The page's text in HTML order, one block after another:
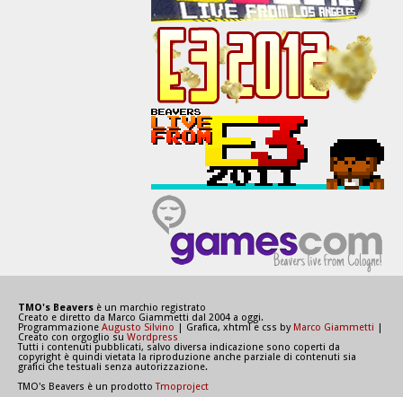
TMO's Beavers è un marchio registrato
Creato e diretto da Marco Giammetti dal 2004 a oggi.
Programmazione Augusto Silvino | Grafica, xhtml e css byMarco Giammetti
Creato con orgoglio su Wordpress
Tutti i contenuti pubblicati, salvo diversa indicazione sono coperti da
copyright è quindi vietata la riproduzione anche parziale di contenuti sia
grafici che testuali senza autorizzazione.
TMO's Beavers è un prodottoTmoproject